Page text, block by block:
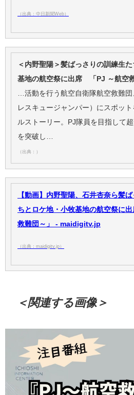
（出典：中日新聞Web）
＜内野聖陽＞髪ばっさりの訓練生
基地の航空祭に出席 「PJ ～航空救
…活動を行う航空自衛隊航空救難団
レスキュージャンパー）にスポッ
ルストーリー。PJ隊員を目指して
を突破し…
（出典：）
【動画】内野聖陽、石井杏奈ら髪
ちとロケ地・小牧基地の航空祭に
救難団～」 - maidigitv.jp
（出典：maidigitv.jp）
＜関連する画像＞